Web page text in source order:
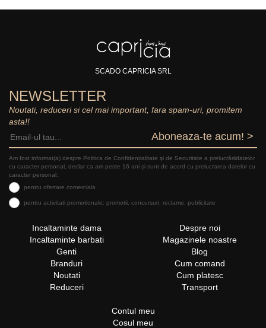
SCADO CAPRICIA SRL
NEWSLETTER
Noutati, reduceri si cel mai important, fara spam-uri, promitem
asta!!
Aboneaza-te acum! >
Am fost informat(a) despre Politica de Confidențialitate şi de Securitate a prelucrăriidatelor
cu caracter personal, declar ca am peste 16 ani și sunt de acord cu prelucrarea datelor cu
caracter personal:
pentru ofertare comerciala
pentru activitati promotionale: promotii, concursuri, reclame, publicitate
Incaltaminte dama
Incaltaminte barbati
Genti
Branduri
Noutati
Reduceri
Despre noi
Magazinele noastre
Blog
Cum comand
Cum platesc
Transport
Contul meu
Cosul meu